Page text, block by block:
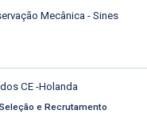
Mecânica - Sines
CE -Holanda
e Recrutamento